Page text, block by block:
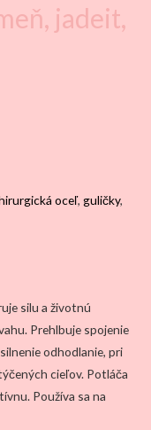
jadeit,
oceľ, guličky,
silu a životnú
Prehlbuje spojenie
odhodlanie, pri
cieľov. Potláča
Používa sa na